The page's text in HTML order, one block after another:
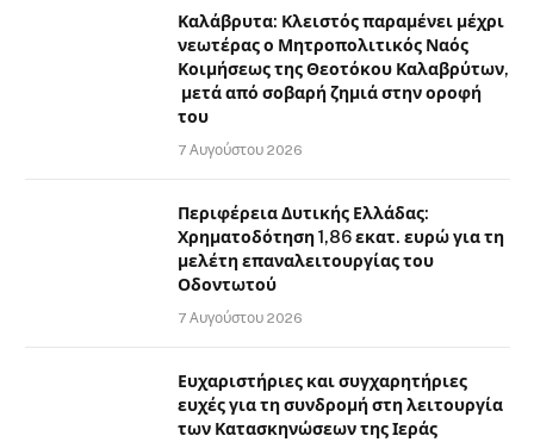
Καλάβρυτα: Κλειστός παραμένει μέχρι
νεωτέρας ο Μητροπολιτικός Ναός
Κοιμήσεως της Θεοτόκου Καλαβρύτων,
μετά από σοβαρή ζημιά στην οροφή
του
7 Αυγούστου 2026
Περιφέρεια Δυτικής Ελλάδας:
Χρηματοδότηση 1,86 εκατ. ευρώ για τη
μελέτη επαναλειτουργίας του
Οδοντωτού
7 Αυγούστου 2026
Ευχαριστήριες και συγχαρητήριες
ευχές για τη συνδρομή στη λειτουργία
των Κατασκηνώσεων της Ιεράς